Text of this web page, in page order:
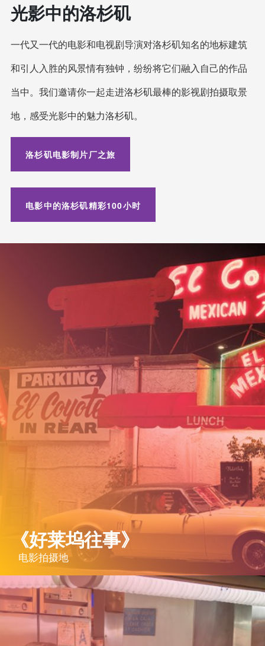
光影中的洛杉矶
一代又一代的电影和电视剧导演对洛杉矶知名的地标建筑
和引人入胜的风景情有独钟，纷纷将它们融入自己的作品
当中。我们邀请你一起走进洛杉矶最棒的影视剧拍摄取景
地，感受光影中的魅力洛杉矶。
洛杉矶电影制片厂之旅
电影中的洛杉矶精彩100小时
《好莱坞往事》
电影拍摄地